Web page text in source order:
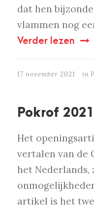
dat hen
vlammen nog
Verder lezen
17 november 2021 in
Pokrof
Het
vertalen van de
het Nederlands,
artikel is het